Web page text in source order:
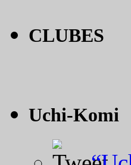
CLUBES
Uchi-Komi